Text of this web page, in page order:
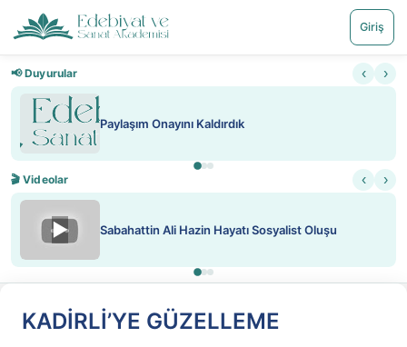
Giriş
📢 Duyurular ‹ ›
Paylaşım Onayını Kaldırdık
🎬 Videolar ‹ ›
▶ Sabahattin Ali Hazin Hayatı Sosyalist Oluşu
KADİRLİ’YE GÜZELLEME